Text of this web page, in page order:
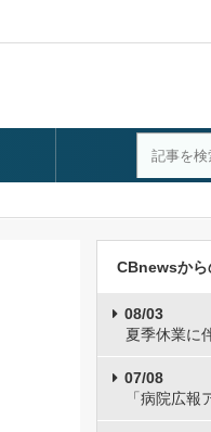
CBnewsから
08/03
夏季休業に
07/08
「病院広